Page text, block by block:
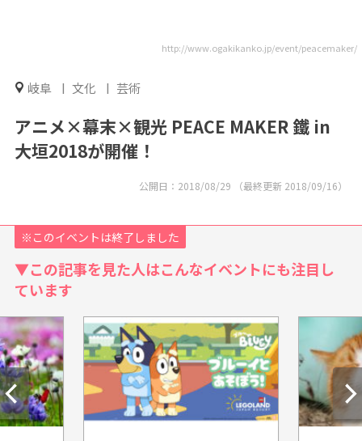
http://www.ogakikanko.jp/event/peacemaker/
岐阜 文化 芸術
アニメ×幕末×観光 PEACE MAKER 鐵 in
大垣2018が開催！
公開日： 2018/08/29 （最終更新 2018/09/16）
※このイベントは終了しました
▼この記事を見た人はこんなイベントにも注目し
ています